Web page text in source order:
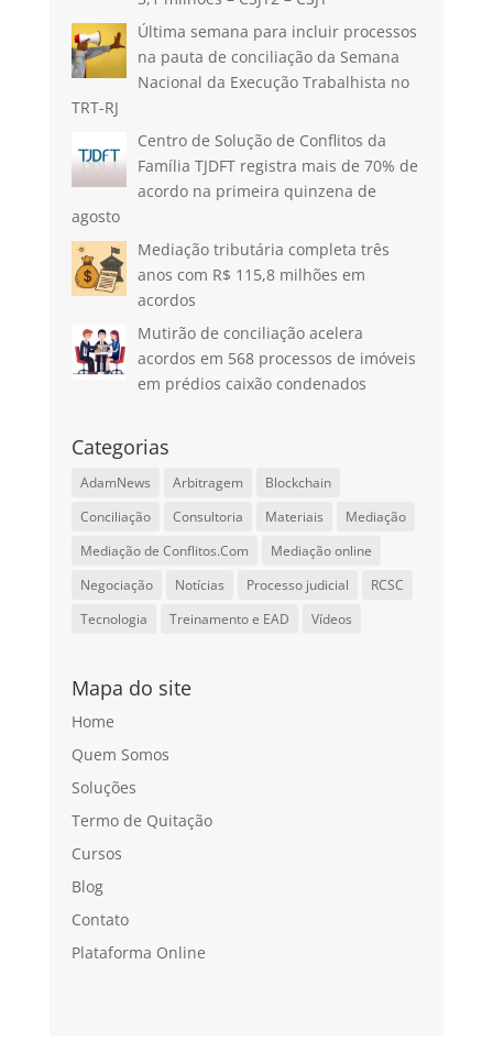
Última semana para incluir processos
na pauta de conciliação da Semana
Nacional da Execução Trabalhista no
TRT-RJ
Centro de Solução de Conflitos da
Família TJDFT registra mais de 70% de
acordo na primeira quinzena de
agosto
Mediação tributária completa três
anos com R$ 115,8 milhões em
acordos
Mutirão de conciliação acelera
acordos em 568 processos de imóveis
em prédios caixão condenados
Categorias
AdamNews Arbitragem
Blockchain
Conciliação
Consultoria Materiais
Mediação
Mediação de Conflitos.Com
Mediação online
Negociação
Notícias Processo judicial
RCSC
Tecnologia
Treinamento e EAD Vídeos
Mapa do site
Home
Quem Somos
Soluções
Termo de Quitação
Cursos
Blog
Contato
Plataforma Online